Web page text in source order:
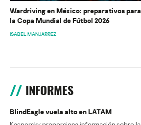
Wardriving en México: preparativos para
la Copa Mundial de Fútbol 2026
ISABEL MANJARREZ
INFORMES
BlindEagle vuela alto en LATAM